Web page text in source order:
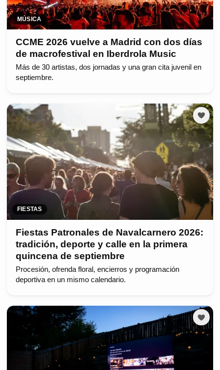
MÚSICA
CCME 2026 vuelve a Madrid con dos días
de macrofestival en Iberdrola Music
Más de 30 artistas, dos jornadas y una gran cita juvenil en
septiembre.
FIESTAS
Fiestas Patronales de Navalcarnero 2026:
tradición, deporte y calle en la primera
quincena de septiembre
Procesión, ofrenda floral, encierros y programación
deportiva en un mismo calendario.